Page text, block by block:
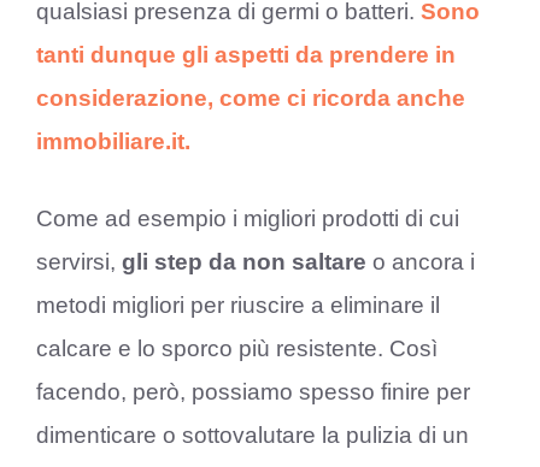
qualsiasi presenza di germi o batteri. Sono
tanti dunque gli aspetti da prendere in
considerazione, come ci ricorda anche
immobiliare.it.
Come ad esempio i migliori prodotti di cui
servirsi, gli step da non saltare o ancora i
metodi migliori per riuscire a eliminare il
calcare e lo sporco più resistente. Così
facendo, però, possiamo spesso finire per
dimenticare o sottovalutare la pulizia di un